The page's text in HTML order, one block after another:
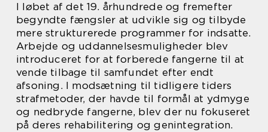
I løbet af det 19. århundrede og fremefter
begyndte fængsler at udvikle sig og tilbyde
mere strukturerede programmer for indsatte.
Arbejde og uddannelsesmuligheder blev
introduceret for at forberede fangerne til at
vende tilbage til samfundet efter endt
afsoning. I modsætning til tidligere tiders
strafmetoder, der havde til formål at ydmyge
og nedbryde fangerne, blev der nu fokuseret
på deres rehabilitering og genintegration.